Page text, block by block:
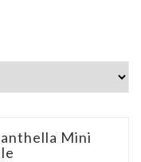
Mini